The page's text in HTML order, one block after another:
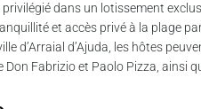
dans un lotissement
et accès privé à la plage
d’Arraial d’Ajuda, les hôtes
Don Fabrizio et Paolo Pizza, ainsi